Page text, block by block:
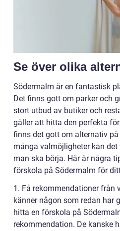
Se över olika
Södermalm är en fantastisk
Det finns gott om parker och
stort utbud av butiker och
gäller att hitta den perfekta
finns det gott om alternativ
många valmöjligheter kan
man ska börja. Här är några
förskola på Södermalm för
1. Få rekommendationer från
känner någon som redan har
hitta en förskola på
rekommendation. De kanske